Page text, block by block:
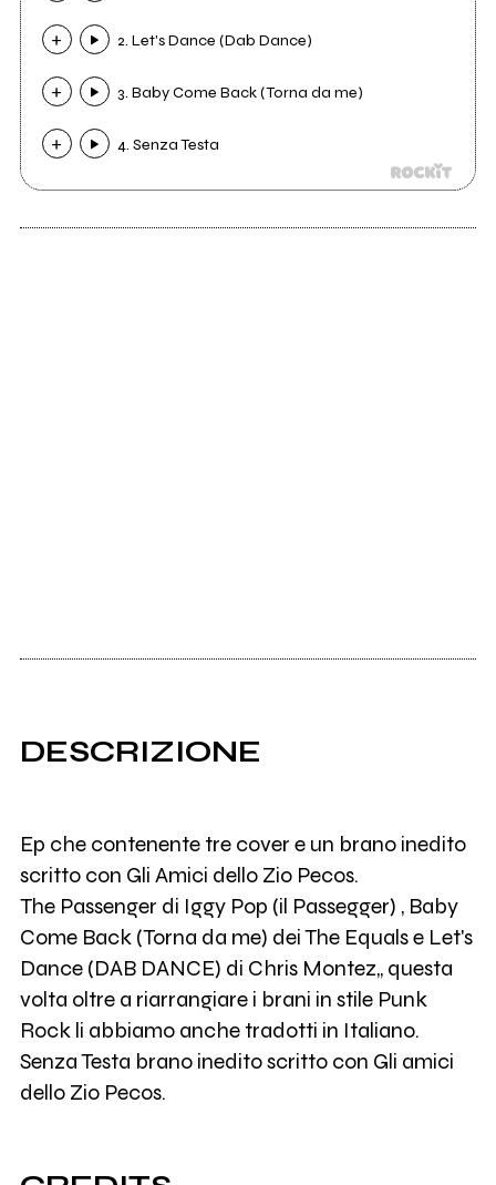
2. Let's Dance (Dab Dance)
3. Baby Come Back (Torna da me)
4. Senza Testa
DESCRIZIONE
Ep che contenente tre cover e un brano inedito
scritto con Gli Amici dello Zio Pecos.
The Passenger di Iggy Pop (il Passegger) , Baby
Come Back (Torna da me) dei The Equals e Let's
Dance (DAB DANCE) di Chris Montez,, questa
volta oltre a riarrangiare i brani in stile Punk
Rock li abbiamo anche tradotti in Italiano.
Senza Testa brano inedito scritto con Gli amici
dello Zio Pecos.